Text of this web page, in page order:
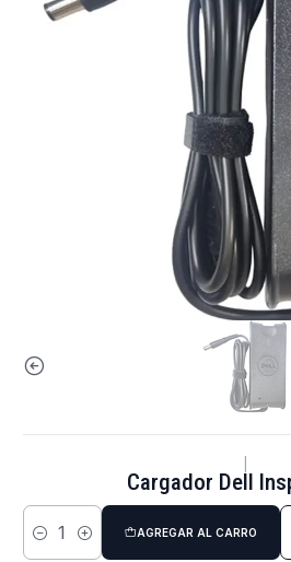
Cargador Dell
Cantidad
AGREGAR AL CARRO